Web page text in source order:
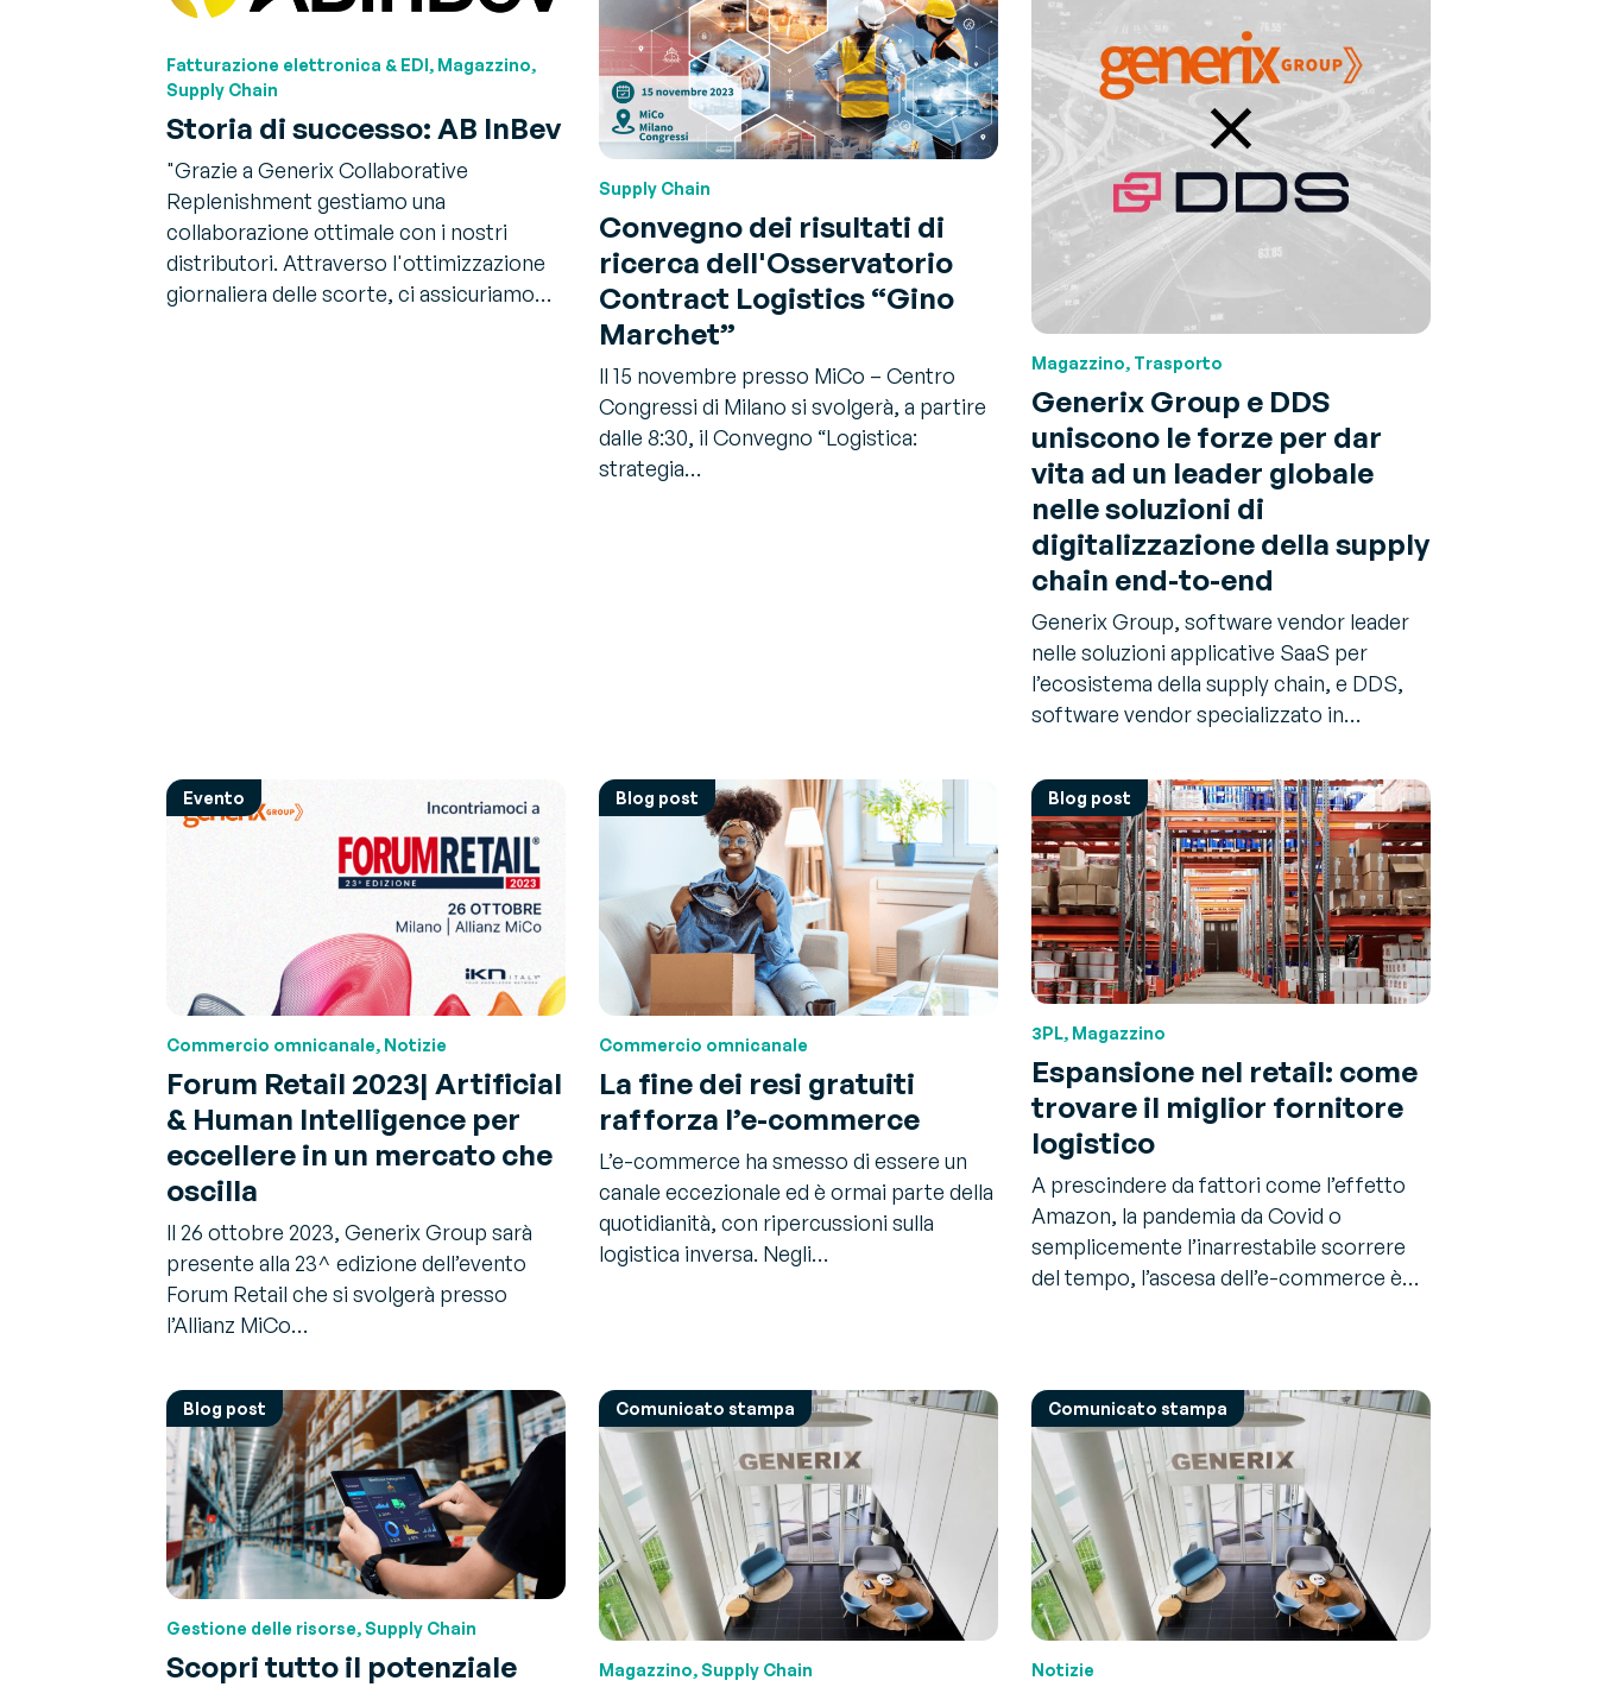
Fatturazione elettronica & EDI, Magazzino,
Supply Chain
Storia di successo: AB InBev
"Grazie a Generix Collaborative
Replenishment gestiamo una
collaborazione ottimale con i nostri
distributori. Attraverso l'ottimizzazione
giornaliera delle scorte, ci assicuriamo…
Supply Chain
Convegno dei risultati di
ricerca dell'Osservatorio
Contract Logistics “Gino
Marchet”
Il 15 novembre presso MiCo – Centro
Congressi di Milano si svolgerà, a partire
dalle 8:30, il Convegno “Logistica:
strategia…
Magazzino, Trasporto
Generix Group e DDS
uniscono le forze per dar
vita ad un leader globale
nelle soluzioni di
digitalizzazione della supply
chain end-to-end
Generix Group, software vendor leader
nelle soluzioni applicative SaaS per
l’ecosistema della supply chain, e DDS,
software vendor specializzato in…
Evento
Commercio omnicanale, Notizie
Forum Retail 2023| Artificial
& Human Intelligence per
eccellere in un mercato che
oscilla
Il 26 ottobre 2023, Generix Group sarà
presente alla 23^ edizione dell’evento
Forum Retail che si svolgerà presso
l’Allianz MiCo…
Blog post
Commercio omnicanale
La fine dei resi gratuiti
rafforza l’e-commerce
L’e-commerce ha smesso di essere un
canale eccezionale ed è ormai parte della
quotidianità, con ripercussioni sulla
logistica inversa. Negli…
Blog post
3PL, Magazzino
Espansione nel retail: come
trovare il miglior fornitore
logistico
A prescindere da fattori come l’effetto
Amazon, la pandemia da Covid o
semplicemente l’inarrestabile scorrere
del tempo, l’ascesa dell’e-commerce è…
Blog post
Gestione delle risorse, Supply Chain
Scopri tutto il potenziale
Comunicato stampa
Magazzino, Supply Chain
Comunicato stampa
Notizie